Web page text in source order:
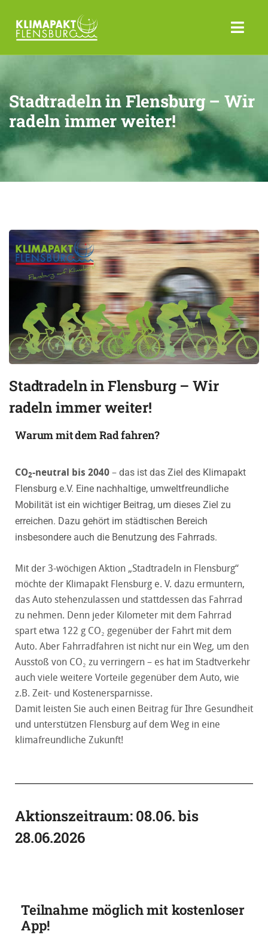
Stadtradeln in Flensburg – Wir
radeln immer weiter!
Stadtradeln in Flensburg – Wir
radeln immer weiter!
Warum mit dem Rad fahren?
CO2-neutral bis 2040– das ist das Ziel des Klimapakt
Flensburg e.V. Eine nachhaltige, umweltfreundliche
Mobilität ist ein wichtiger Beitrag, um dieses Ziel zu
erreichen. Dazu gehört im städtischen Bereich
insbesondere auch die Benutzung des Fahrrads.
Mit der 3-wöchigen Aktion „Stadtradeln in Flensburg“
möchte der Klimapakt Flensburg e. V. dazu ermuntern,
das Auto stehenzulassen und stattdessen das Fahrrad
zu nehmen. Denn jeder Kilometer mit dem Fahrrad
spart etwa 122 g CO₂ gegenüber der Fahrt mit dem
Auto. Aber Fahrradfahren ist nicht nur ein Weg, um den
Ausstoß von CO₂ zu verringern – es hat im Stadtverkehr
auch viele weitere Vorteile gegenüber dem Auto, wie
z.B. Zeit- und Kostenersparnisse.
Damit leisten Sie auch einen Beitrag für Ihre Gesundheit
und unterstützen Flensburg auf dem Weg in eine
klimafreundliche Zukunft!
Aktionszeitraum: 08.06. bis
28.06.2026
Teilnahme möglich mit kostenloser
App!